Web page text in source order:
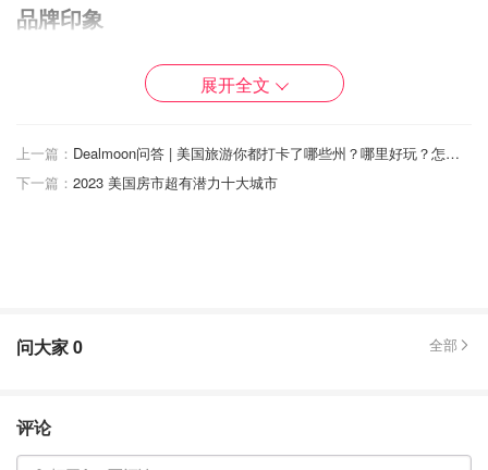
品牌印象
Mask为2019诞生，由纽约护肤公司打造的有安全认证系列
皮肤有强大的消炎、修复作用，使肌肤焕然一新！
展开全文
上一篇：
Dealmoon问答 | 美国旅游你都打卡了哪些州？哪里好玩？怎么玩？
下一篇： 2023 美国房市超有潜力十大城市
问大家0 全部
评论